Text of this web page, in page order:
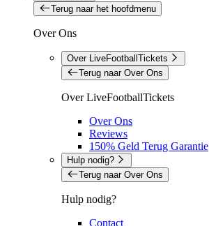
Terug naar het hoofdmenu
Over Ons
Over LiveFootballTickets
Terug naar Over Ons
Over LiveFootballTickets
Over Ons
Reviews
150% Geld Terug Garantie
Hulp nodig?
Terug naar Over Ons
Hulp nodig?
Contact